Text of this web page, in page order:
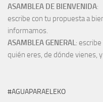
ASAMBLEA DE BIENVENIDA:
escribe con tu propuesta a
informamos.
ASAMBLEA GENERAL:
quién eres, de dónde vienes,
#AGUAPARAELEKO